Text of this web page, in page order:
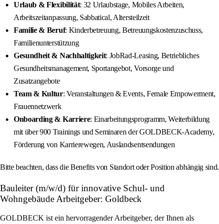
Urlaub & Flexibilität: 32 Urlaubstage, Mobiles Arbeiten,
Arbeitszeitanpassung, Sabbatical, Altersteilzeit
Familie & Beruf: Kinderbetreuung, Betreuungskostenzuschuss,
Familienunterstützung
Gesundheit & Nachhaltigkeit: JobRad-Leasing, Betriebliches
Gesundheitsmanagement, Sportangebot, Vorsorge und
Zusatzangebote
Team & Kultur: Veranstaltungen & Events, Female Empowerment,
Frauennetzwerk
Onboarding & Karriere: Einarbeitungsprogramm, Weiterbildung
mit über 900 Trainings und Seminaren der GOLDBECK-Academy,
Förderung von Karrierewegen, Auslandsentsendungen
Bitte beachten, dass die Benefits von Standort oder Position abhängig sind.
Bauleiter (m/w/d) für innovative Schul- und
Wohngebäude Arbeitgeber: Goldbeck
GOLDBECK ist ein hervorragender Arbeitgeber, der Ihnen als